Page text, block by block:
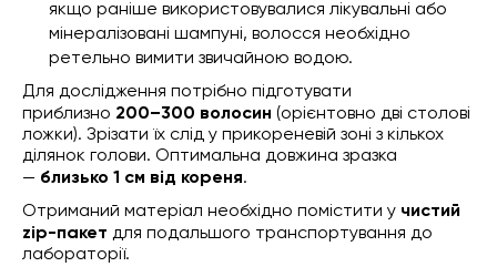
якщо раніше використовувалися лікувальні або
мінералізовані шампуні, волосся необхідно
ретельно вимити звичайною водою.
Для дослідження потрібно підготувати
приблизно 200–300 волосин (орієнтовно дві столові
ложки). Зрізати їх слід у прикореневій зоні з кількох
ділянок голови. Оптимальна довжина зразка
— близько 1 см від кореня.
Отриманий матеріал необхідно помістити у чистий
zip-пакет для подальшого транспортування до
лабораторії.